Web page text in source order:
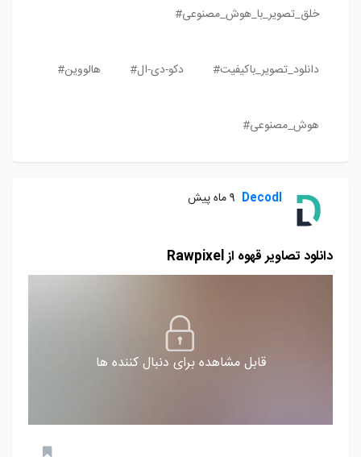
خلق_تصویر_با_هوش_مصنوعی#
دانلود_تصویر_باکیفیت# دکو-دی-ال# هالووین#
هوش_مصنوعی#
Decodl 9 ماه پیش
دانلود تصاویر قهوه از Rawpixel
قابل مشاهده برای دنبال کننده ها